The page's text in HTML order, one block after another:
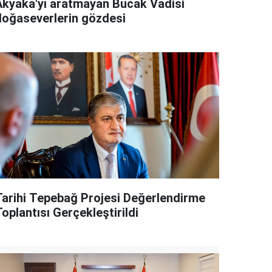
aratmayan Bucak Vadisi
gözdesi
Tepebağ Projesi Değerlendirme
Gerçekleştirildi